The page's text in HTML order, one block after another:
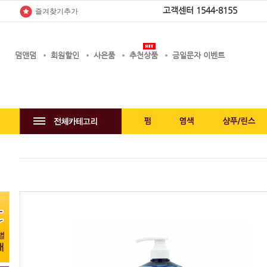
즐겨찾기추가 고객센터 1544-8155
덤앤덤 회원할인 사은품 추천상품 금일문자 이벤트